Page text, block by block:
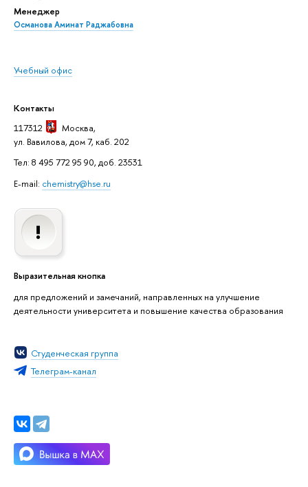
Менеджер
Османова Аминат Раджабовна
Учебный офис
Контакты
117312
Москва,
ул. Вавилова, дом 7, каб. 202
Тел: 8 495 772 95 90, доб. 23531
E-mail: chemistry@hse.ru
Выразительная кнопка
для предложений и замечаний, направленных на улучшение
деятельности университета и повышение качества образования
Студенческая группа
Телеграм-канал